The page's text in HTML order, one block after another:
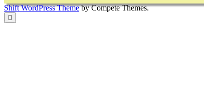
Shift WordPress Themeby Compete Themes.
Scroll
to